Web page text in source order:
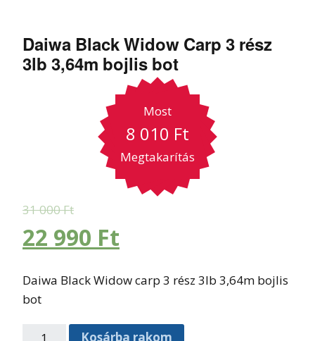
Daiwa Black Widow Carp 3 rész
3lb 3,64m bojlis bot
Most
8 010 Ft
Megtakarítás
31 000Ft
22 990 Ft
Daiwa Black Widow carp 3 rész 3lb 3,64m bojlis
bot
Kosárba rakom